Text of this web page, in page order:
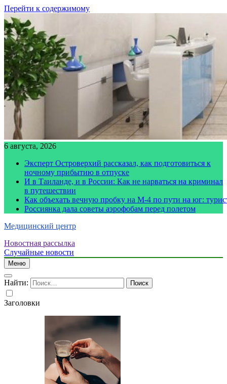
Перейти к содержимому
6 августа, 2026
Эксперт Островерхий рассказал, как подготовиться к
ночному прибытию в отпуске
И в Таиланде, и в России: Как не нарваться на криминал
в путешествии
Как объехать вечную пробку на М-4 по пути на юг:
Россиянка дала советы аэрофобам перед полетом
Медицинский центр
Новостная рассылка
Случайные новости
Меню
Найти:
Заголовки